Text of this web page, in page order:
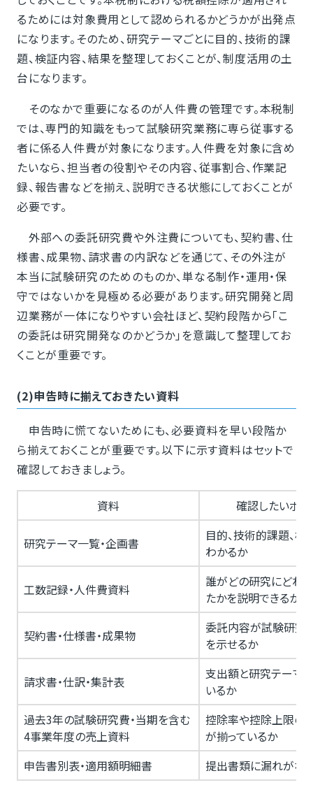
るためには対象費用として認められるかどうかが出発点
になります。そのため、研究テーマごとに目的、技術的課
題、検証内容、結果を整理しておくことが、制度活用の土
台になります。
そのなかで重要になるのが人件費の管理です。本税制
では、専門的知識をもって試験研究業務に専ら従事する
者に係る人件費が対象になります。人件費を対象に含め
たいなら、担当者の役割やその内容、従事割合、作業記
録、報告書などを揃え、説明できる状態にしておくことが
必要です。
外部への委託研究費や外注費についても、契約書、仕
様書、成果物、請求書の内訳などを通じて、その外注が
本当に試験研究のためのものか、単なる制作・運用・保
守ではないかを見極める必要があります。研究開発と周
辺業務が一体になりやすい会社ほど、契約段階から「こ
の委託は研究開発なのかどうか」を意識して整理してお
くことが重要です。
(2)申告時に揃えておきたい資料
申告時に慌てないためにも、必要資料を早い段階か
ら揃えておくことが重要です。以下に示す資料はセットで
確認しておきましょう。
資料 確認したいポイ
研究テーマ一覧・企画書
目的、技術的課題、
わかるか
工数記録・人件費資料
誰がどの研究にどれ
たかを説明できるか
契約書・仕様書・成果物
委託内容が試験研究
を示せるか
請求書・仕訳・集計表
支出額と研究テーマ
いるか
過去3年の試験研究費・当期を含む
4事業年度の売上資料
控除率や控除上限の
が揃っているか
申告書別表・適用額明細書
提出書類に漏れがな